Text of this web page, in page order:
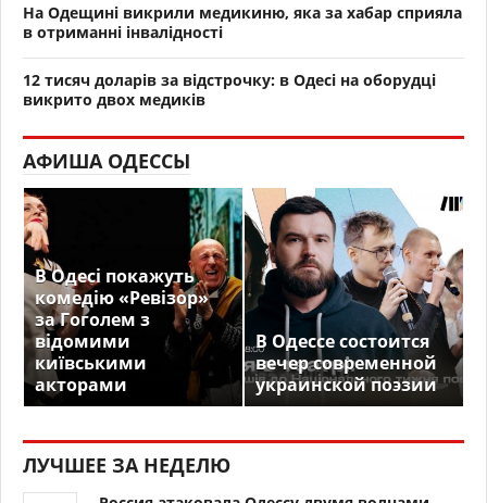
На Одещині викрили медикиню, яка за хабар сприяла
в отриманні інвалідності
12 тисяч доларів за відстрочку: в Одесі на оборудці
викрито двох медиків
АФИША ОДЕССЫ
В Одесі покажуть
комедію «Ревізор»
за Гоголем з
відомими
київськими
акторами
В Одессе состоится
вечер современной
украинской поэзии
ЛУЧШЕЕ ЗА НЕДЕЛЮ